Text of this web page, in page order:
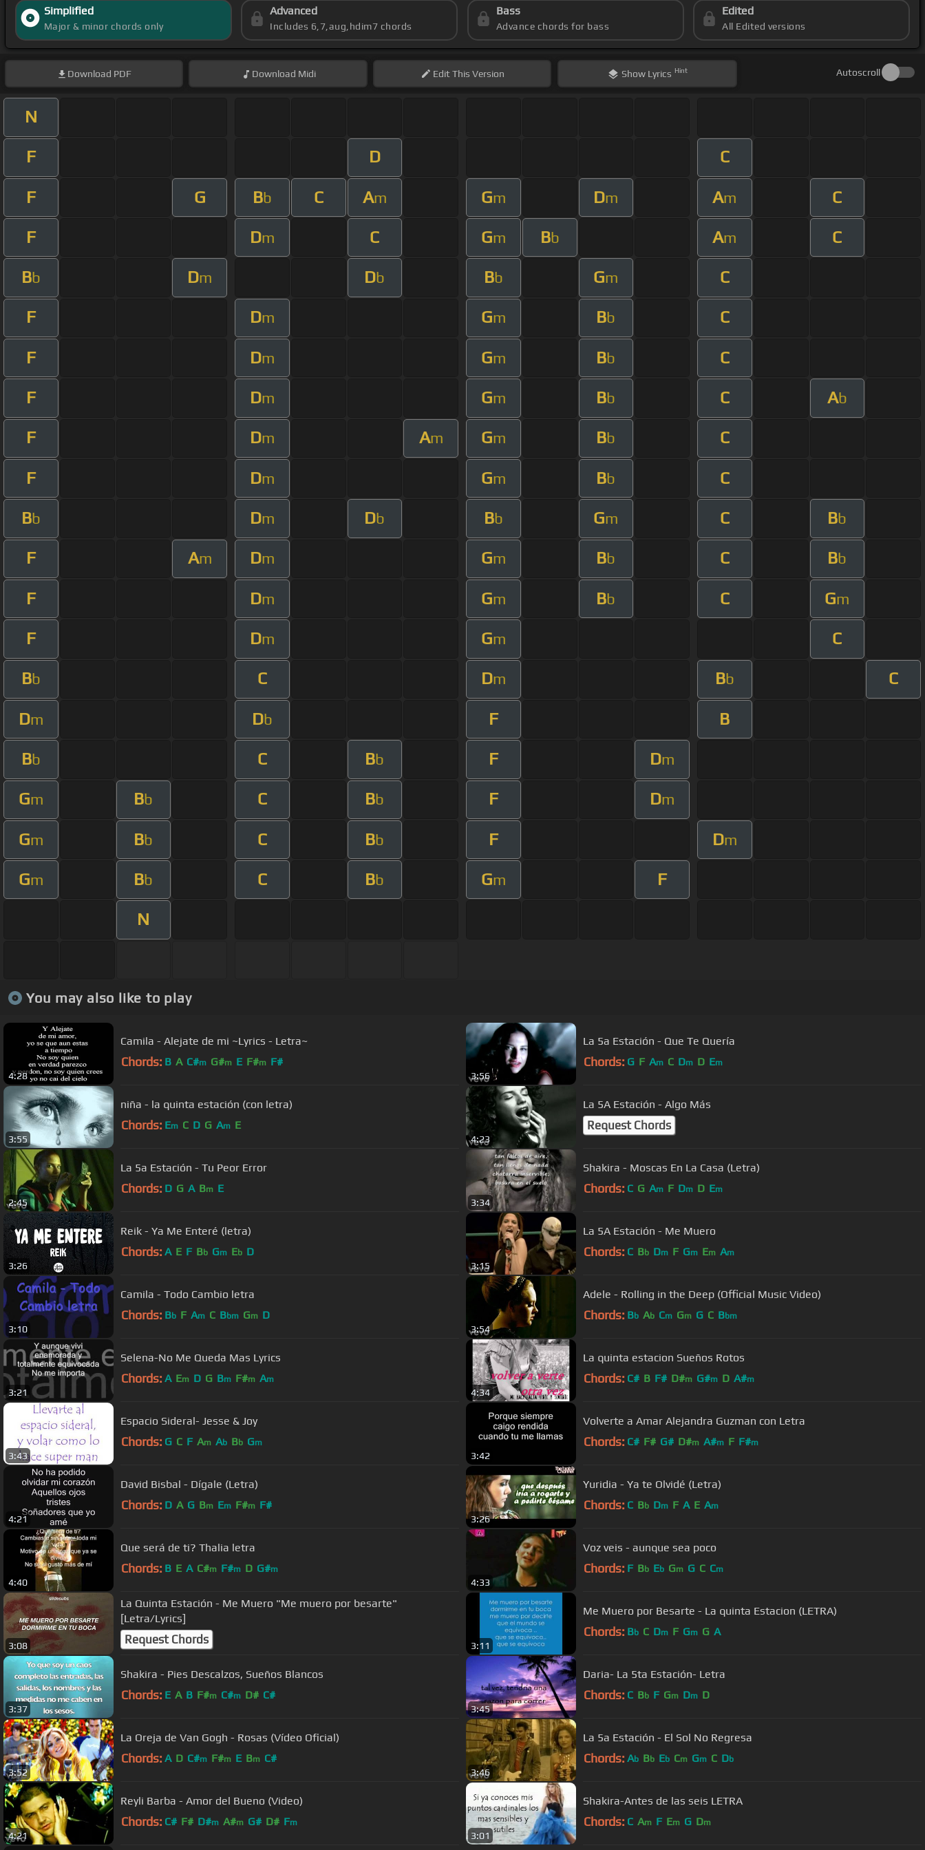
Simplified
Major & minor chords only
Advanced
Includes 6,7,aug,hdim7 chords
Bass
Advance chords for bass
Edited
All Edited versions
Download PDF Download Midi EditThis Version Show Lyrics Hint Autoscroll
N
F D C
F G Bb C Am Gm Dm Am C
F Dm C Gm Bb Am C
Bb Dm Db Bb Gm C
F Dm Gm Bb C
F Dm Gm Bb C
F Dm Gm Bb C Ab
F Dm Am Gm Bb C
F Dm Gm Bb C
Bb Dm Db Bb Gm C Bb
F Am Dm Gm Bb C Bb
F Dm Gm Bb C Gm
F Dm Gm C
Bb C Dm Bb C
Dm Db F B
Bb C Bb F Dm
Gm Bb C Bb F Dm
Gm Bb C Bb F Dm
Gm Bb C Bb Gm F
N
You may also like to play
4:28
Camila - Alejate de mi ~Lyrics - Letra~
Chords: B A C#m G#m E F#m F#
3:56
La 5a Estación - Que Te Quería
Chords: G F Am C Dm D Em
3:55
niña - la quinta estación (con letra)
Chords: Em C D G Am E
4:23
La 5A Estación - Algo Más
Request Chords
2:45
La 5a Estación - Tu Peor Error
Chords: D G A Bm E
3:34
Shakira - Moscas En La Casa (Letra)
Chords: C G Am F Dm D Em
3:26
Reik - Ya Me Enteré (letra)
Chords: A E F Bb Gm Eb D
3:15
La 5A Estación - Me Muero
Chords: C Bb Dm F Gm Em Am
3:10
Camila - Todo Cambio letra
Chords: Bb F Am C Bbm Gm D
3:54
Adele - Rolling in the Deep (Official Music Video)
Chords: Bb Ab Cm Gm G C Bbm
3:21
Selena-No Me Queda Mas Lyrics
Chords: A Em D G Bm F#m Am
4:34
La quinta estacion Sueños Rotos
Chords: C# B F# D#m G#m D A#m
3:43
Espacio Sideral- Jesse & Joy
Chords: G C F Am Ab Bb Gm
3:42
Volverte a Amar Alejandra Guzman con Letra
Chords: C# F# G# D#m A#m F F#m
4:21
David Bisbal - Dígale (Letra)
Chords: D A G Bm Em F#m F#
3:26
Yuridia - Ya te Olvidé (Letra)
Chords: C Bb Dm F A E Am
4:40
Que será de ti? Thalia letra
Chords: B E A C#m F#m D G#m
4:33
Voz veis - aunque sea poco
Chords: F Bb Eb Gm G C Cm
3:08
La Quinta Estación - Me Muero "Me muero por besarte"
[Letra/Lyrics]
Request Chords 3:11
Me Muero por Besarte - La quinta Estacion (LETRA)
Chords: Bb C Dm F Gm G A
3:37
Shakira - Pies Descalzos, Sueños Blancos
Chords: E A B F#m C#m D# C#
3:45
Daria- La 5ta Estación- Letra
Chords: C Bb F Gm Dm D
3:52
La Oreja de Van Gogh - Rosas (Vídeo Oficial)
Chords: A D C#m F#m E Bm C#
3:46
La 5a Estación - El Sol No Regresa
Chords: Ab Bb Eb Cm Gm C Db
4:21
Reyli Barba - Amor del Bueno (Video)
Chords: C# F# D#m A#m G# D# Fm
3:01
Shakira-Antes de las seis LETRA
Chords: C Am F Em G Dm